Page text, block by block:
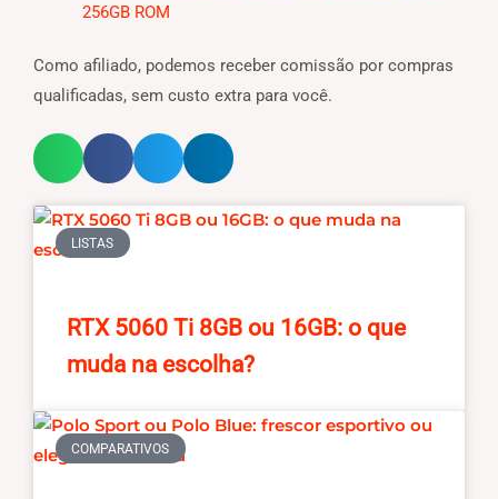
256GB ROM
Como afiliado, podemos receber comissão por compras
qualificadas, sem custo extra para você.
LISTAS
RTX 5060 Ti 8GB ou 16GB: o que
muda na escolha?
COMPARATIVOS